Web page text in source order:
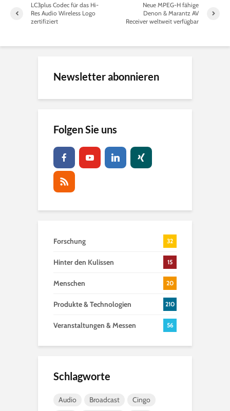
LC3plus Codec für das Hi-
Res Audio Wireless Logo
zertifiziert
Neue MPEG-H fähige
Denon & Marantz AV
Receiver weltweit verfügbar
Newsletter abonnieren
Folgen Sie uns
Forschung 32
Hinter den Kulissen 15
Menschen 20
Produkte & Technologien 210
Veranstaltungen & Messen 56
Schlagworte
Audio Broadcast
Cingo